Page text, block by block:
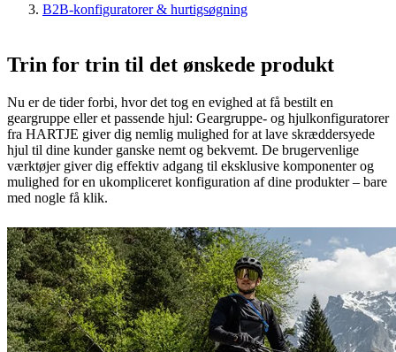
B2B-konfiguratorer & hurtigsøgning
Trin for trin til det ønskede produkt
Nu er de tider forbi, hvor det tog en evighed at få bestilt en
geargruppe eller et passende hjul: Geargruppe- og hjulkonfiguratorer
fra HARTJE giver dig nemlig mulighed for at lave skræddersyede
hjul til dine kunder ganske nemt og bekvemt. De brugervenlige
værktøjer giver dig effektiv adgang til eksklusive komponenter og
mulighed for en ukompliceret konfiguration af dine produkter – bare
med nogle få klik.